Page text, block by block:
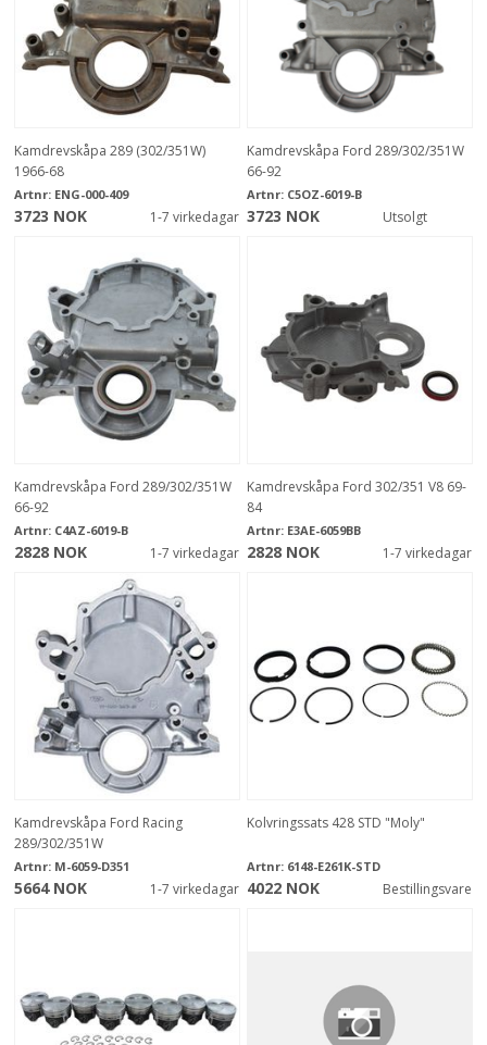
Kamdrevskåpa 289 (302/351W)
1966-68
Artnr: ENG-000-409
3723 NOK 1-7 virkedagar
Kamdrevskåpa Ford 289/302/351W
66-92
Artnr: C5OZ-6019-B
3723 NOK Utsolgt
Kamdrevskåpa Ford 289/302/351W
66-92
Artnr: C4AZ-6019-B
2828 NOK 1-7 virkedagar
Kamdrevskåpa Ford 302/351 V8 69-
84
Artnr: E3AE-6059BB
2828 NOK 1-7 virkedagar
Kamdrevskåpa Ford Racing
289/302/351W
Artnr: M-6059-D351
5664 NOK 1-7 virkedagar
Kolvringssats 428 STD "Moly"
Artnr: 6148-E261K-STD
4022 NOK Bestillingsvare